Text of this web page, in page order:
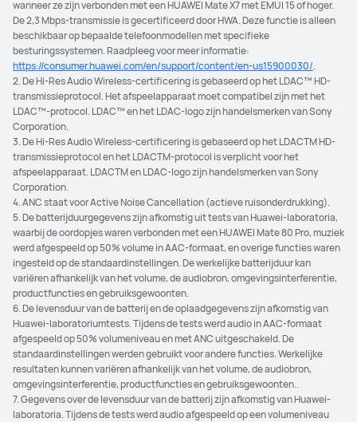
wanneer ze zijn verbonden met een HUAWEI Mate X7 met EMUI 15 of hoger.
De 2,3 Mbps-transmissie is gecertificeerd door HWA. Deze functie is alleen
beschikbaar op bepaalde telefoonmodellen met specifieke
besturingssystemen. Raadpleeg voor meer informatie:
https://consumer.huawei.com/en/support/content/en-us15900030/.
2. De Hi-Res Audio Wireless-certificering is gebaseerd op het LDAC™ HD-
transmissieprotocol. Het afspeelapparaat moet compatibel zijn met het
LDAC™-protocol. LDAC™ en het LDAC-logo zijn handelsmerken van Sony
Corporation.
3. De Hi-Res Audio Wireless-certificering is gebaseerd op het LDACTM HD-
transmissieprotocol en het LDACTM-protocol is verplicht voor het
afspeelapparaat. LDACTM en LDAC-logo zijn handelsmerken van Sony
Corporation.
4. ANC staat voor Active Noise Cancellation (actieve ruisonderdrukking).
5. De batterijduurgegevens zijn afkomstig uit tests van Huawei-laboratoria,
waarbij de oordopjes waren verbonden met een HUAWEI Mate 80 Pro, muziek
werd afgespeeld op 50% volume in AAC-formaat, en overige functies waren
ingesteld op de standaardinstellingen. De werkelijke batterijduur kan
variëren afhankelijk van het volume, de audiobron, omgevingsinterferentie,
productfuncties en gebruiksgewoonten.
6. De levensduur van de batterij en de oplaadgegevens zijn afkomstig van
Huawei-laboratoriumtests. Tijdens de tests werd audio in AAC-formaat
afgespeeld op 50% volumeniveau en met ANC uitgeschakeld. De
standaardinstellingen werden gebruikt voor andere functies. Werkelijke
resultaten kunnen variëren afhankelijk van het volume, de audiobron,
omgevingsinterferentie, productfuncties en gebruiksgewoonten..
7. Gegevens over de levensduur van de batterij zijn afkomstig van Huawei-
laboratoria. Tijdens de tests werd audio afgespeeld op een volumeniveau